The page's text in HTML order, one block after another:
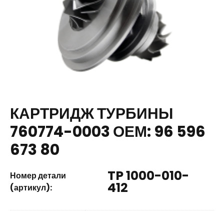
КАРТРИДЖ ТУРБИНЫ
760774-0003 ОЕМ: 96 596
673 80
Номер детали
(артикул):
TP 1000-010-
412